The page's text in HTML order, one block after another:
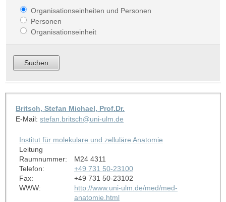
Organisationseinheiten und Personen
Personen
Organisationseinheit
Britsch, Stefan Michael, Prof.Dr.
E-Mail: stefan.britsch@uni-ulm.de
Institut für molekulare und zelluläre Anatomie
Leitung
Raumnummer:
M24 4311
Telefon:
+49 731 50-23100
Fax:
+49 731 50-23102
WWW:
http://www.uni-ulm.de/med/med-
anatomie.html